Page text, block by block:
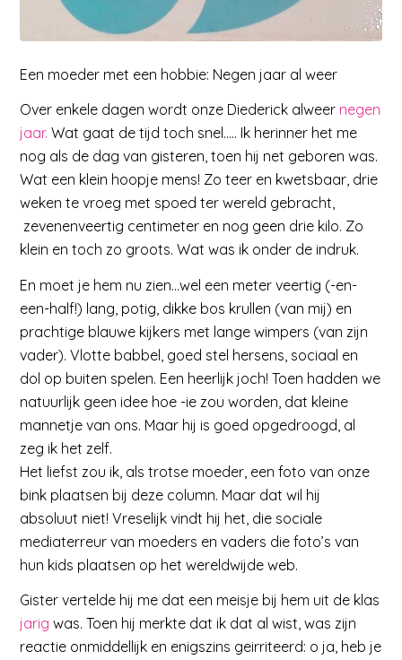
Een moeder met een hobbie: Negen jaar al weer
Over enkele dagen wordt onze Diederick alweer negen
jaar. Wat gaat de tijd toch snel….. Ik herinner het me
nog als de dag van gisteren, toen hij net geboren was.
Wat een klein hoopje mens! Zo teer en kwetsbaar, drie
weken te vroeg met spoed ter wereld gebracht,
zevenenveertig centimeter en nog geen drie kilo. Zo
klein en toch zo groots. Wat was ik onder de indruk.
En moet je hem nu zien…wel een meter veertig (-en-
een-half!) lang, potig, dikke bos krullen (van mij) en
prachtige blauwe kijkers met lange wimpers (van zijn
vader). Vlotte babbel, goed stel hersens, sociaal en
dol op buiten spelen. Een heerlijk joch! Toen hadden we
natuurlijk geen idee hoe -ie zou worden, dat kleine
mannetje van ons. Maar hij is goed opgedroogd, al
zeg ik het zelf.
Het liefst zou ik, als trotse moeder, een foto van onze
bink plaatsen bij deze column. Maar dat wil hij
absoluut niet! Vreselijk vindt hij het, die sociale
mediaterreur van moeders en vaders die foto’s van
hun kids plaatsen op het wereldwijde web.
Gister vertelde hij me dat een meisje bij hem uit de klas
jarig was. Toen hij merkte dat ik dat al wist, was zijn
reactie onmiddellijk en enigszins geirriteerd: o ja, heb je